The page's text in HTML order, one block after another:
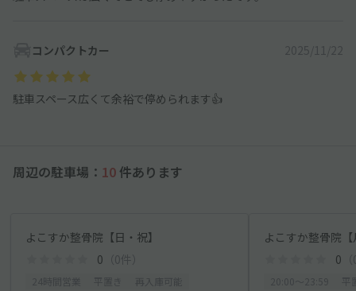
コンパクトカー 2025/11/22
駐車スペース広くて余裕で停められます👍
周辺の駐車場： 10 件あります
よこすか整骨院【日・祝】
0 （0件）
よこすか整骨院
0